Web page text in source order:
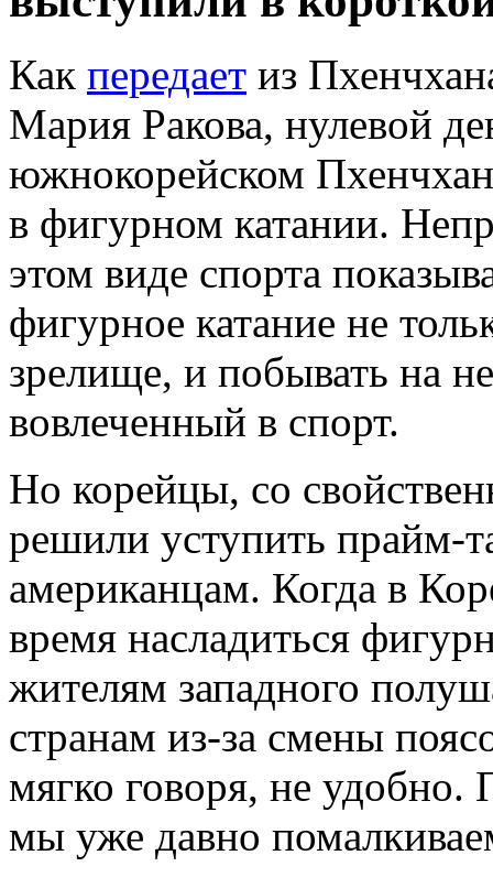
Как передает из
Мария Ракова, нулевой
южнокорейском
в фигурном катании.
этом виде спорта
фигурное катание не
зрелище, и побывать на
вовлеченный в спорт.
Но корейцы, со
решили уступить прайм-
американцам. Когда в
время насладиться
жителям западного
странам из-за смены
мягко говоря, не удобно.
мы уже давно